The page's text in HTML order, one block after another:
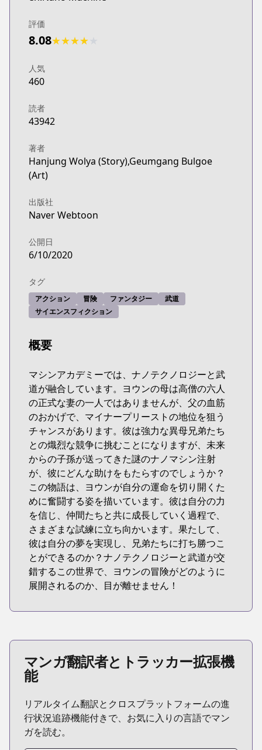
https://www.webtoons.com/en/action/nano-
Naver Webtoon
https://comic.naver.com/webtoon/
評価
8.08★★★★
人気
460
読者
43942
著者
Hanjung Wolya (Story),Geumgang Bulgoe
(Art)
出版社
Naver Webtoon
公開日
6/10/2020
タグ
アクション 冒険 ファンタジー
武道
サイエンスフィクション
概要
マシンアカデミーでは、ナノテクノロジーと武
道が融合しています。ヨウンの母は高僧の六人
の正式な妻の一人ではありませんが、父の血筋
のおかげで、マイナープリーストの地位を狙う
チャンスがあります。彼は強力な異母兄弟たち
との熾烈な競争に挑むことになりますが、未来
からの子孫が送ってきた謎のナノマシン注射
が、彼にどんな助けをもたらすのでしょうか？
この物語は、ヨウンが自分の運命を切り開くた
めに奮闘する姿を描いています。彼は自分の力
を信じ、仲間たちと共に成長していく過程で、
さまざまな試練に立ち向かいます。果たして、
彼は自分の夢を実現し、兄弟たちに打ち勝つこ
とができるのか？ナノテクノロジーと武道が交
錯するこの世界で、ヨウンの冒険がどのように
展開されるのか、目が離せません！
マンガ翻訳者とトラッカー拡張機
能
リアルタイム翻訳とクロスプラットフォームの進
行状況追跡機能付きで、お気に入りの言語でマン
ガを読む。